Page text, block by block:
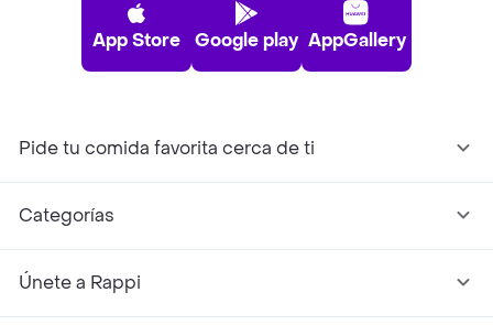
App Store Google play AppGallery
Pide tu comida favorita cerca de ti
Categorías
Únete a Rappi